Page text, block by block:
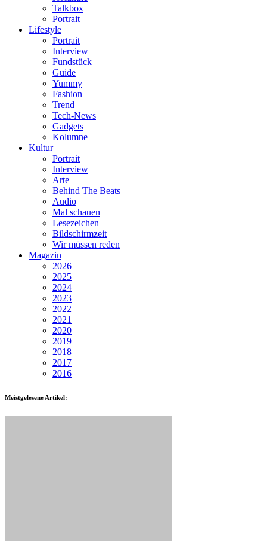
Talkbox
Portrait
Lifestyle
Portrait
Interview
Fundstück
Guide
Yummy
Fashion
Trend
Tech-News
Gadgets
Kolumne
Kultur
Portrait
Interview
Arte
Behind The Beats
Audio
Mal schauen
Lesezeichen
Bildschirmzeit
Wir müssen reden
Magazin
2026
2025
2024
2023
2022
2021
2020
2019
2018
2017
2016
Meistgelesene Artikel: